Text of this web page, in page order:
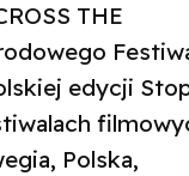
THE
edycji
Polska,